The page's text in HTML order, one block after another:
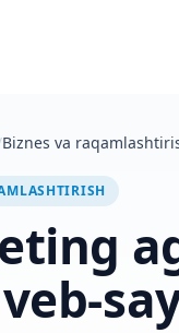
Biznes va